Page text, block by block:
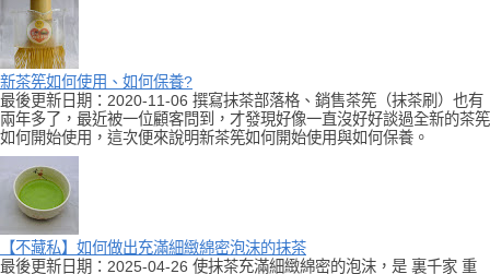
新茶筅如何使用、如何保養?
最後更新日期：2020-11-06 撰寫抹茶部落格、銷售茶筅（抹茶刷）也有
兩年多了，最近被一位顧客問到，才發現好像一直沒好好談過全新的茶筅
如何開始使用，這次便來說明新茶筅如何開始使用與如何保養。
【不藏私】如何做出充滿細緻綿密泡沫的抹茶
最後更新日期：2025-04-26 使抹茶充滿細緻綿密的泡沫，是 裏千家 重